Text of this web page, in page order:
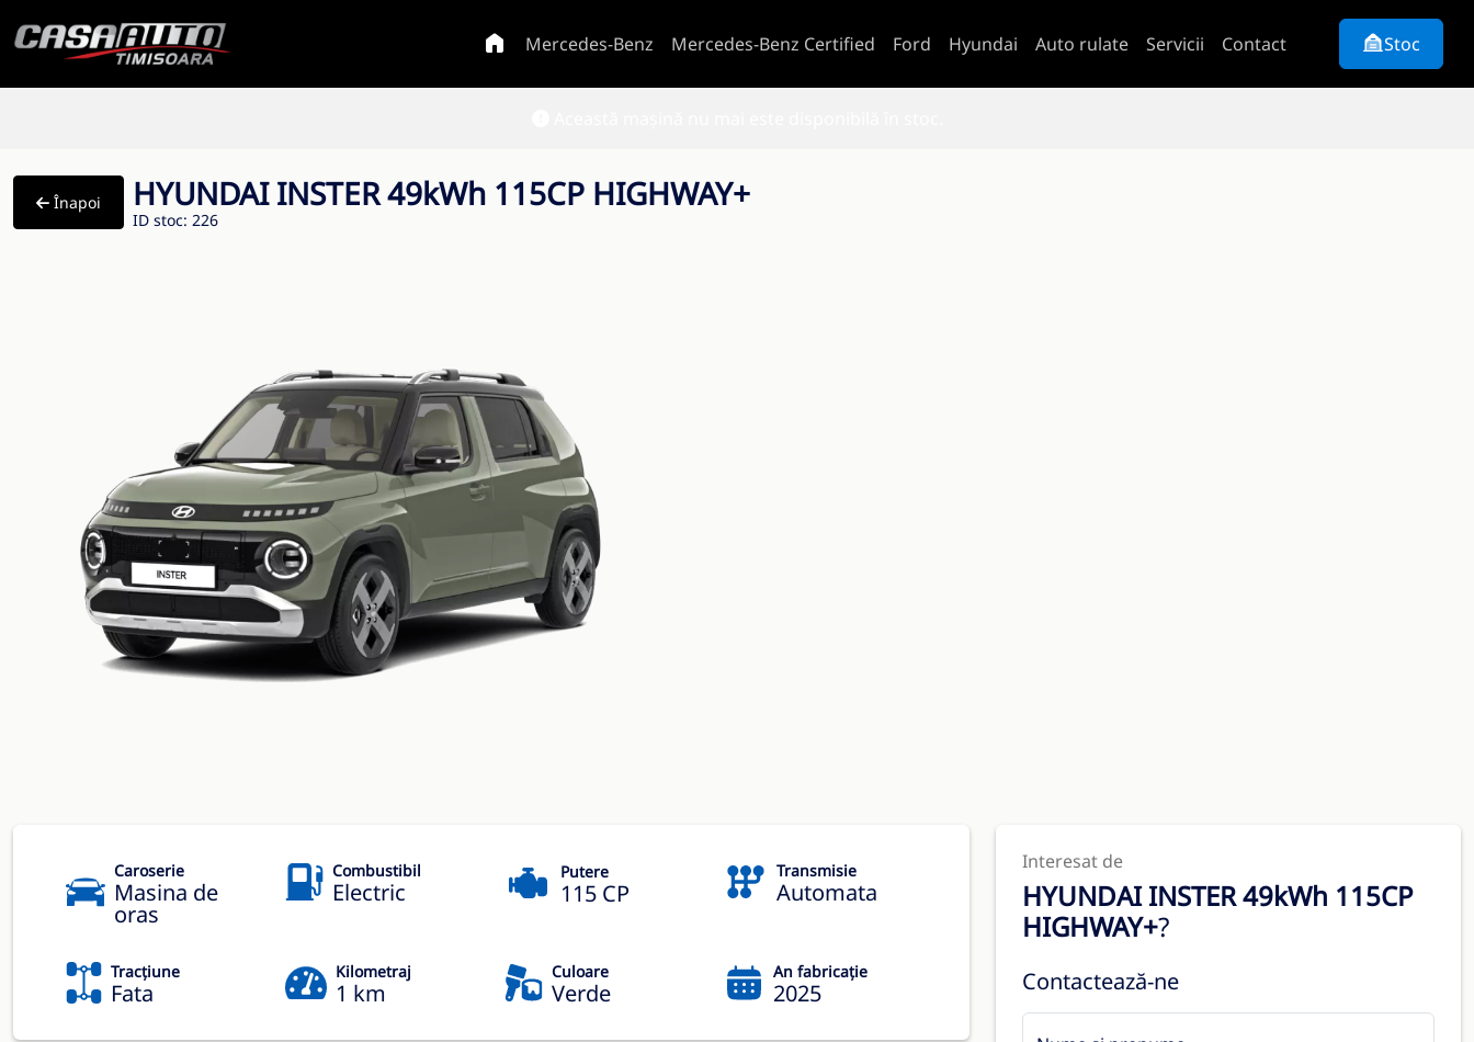
Mercedes-Benz Mercedes-Benz Certified Ford Hyundai Auto rulate Servicii Contact Stoc
Înapoi HYUNDAI INSTER 49kWh 115CP HIGHWAY+
ID stoc: 226
Caroserie
Masina de
oras
Combustibil
Electric
Putere
115 CP
Transmisie
Automata
Tracțiune
Fata
Kilometraj
1 km
Culoare
Verde
An fabricație
2025
Interesat de
HYUNDAI INSTER 49kWh 115CP
HIGHWAY+?
Contactează-ne